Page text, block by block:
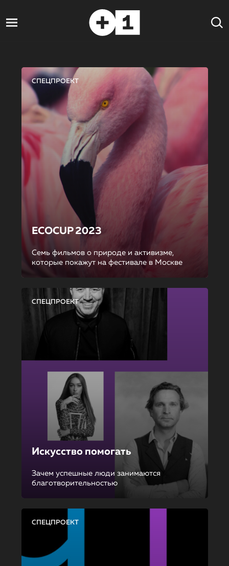
СПЕЦПРОЕКТ
ECOCUP 2023
Семь фильмов о природе и активизме,
которые покажут на фестивале в Москве
СПЕЦПРОЕКТ
Искусство помогать
Зачем успешные люди занимаются
благотворительностью
СПЕЦПРОЕКТ